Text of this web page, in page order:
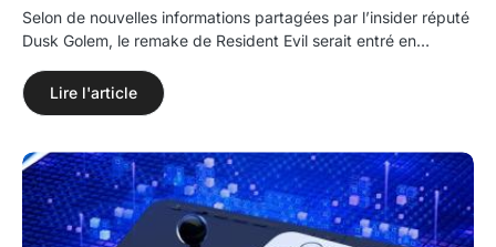
Selon de nouvelles informations partagées par l’insider réputé
Dusk Golem, le remake de Resident Evil serait entré en…
Lire l'article